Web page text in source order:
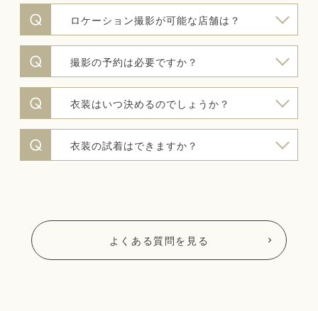
ロケーション撮影が可能な店舗は？
撮影の予約は必要ですか？
衣装はいつ決めるのでしょうか？
衣装の試着はできますか？
よくある質問を見る